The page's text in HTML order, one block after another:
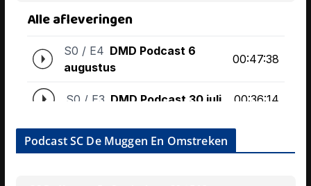
Podcast SC De Muggen En Omstreken